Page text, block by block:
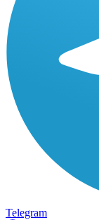
Telegram